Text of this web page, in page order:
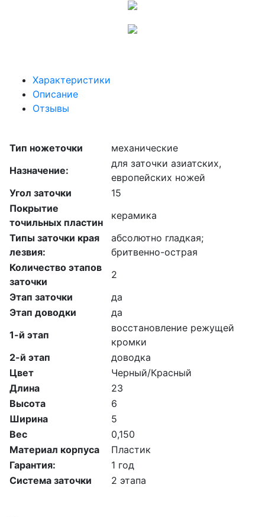
Характеристики
Описание
Отзывы
Тип ножеточки
механические
Назначение:
для заточки азиатских,
европейских ножей
Угол заточки
15
Покрытие
точильных пластин
керамика
Типы заточки края
лезвия:
абсолютно гладкая;
бритвенно-острая
Количество этапов
заточки
2
Этап заточки
да
Этап доводки
да
1-й этап
восстановление режущей
кромки
2-й этап
доводка
Цвет
Черный/Красный
Длина
23
Высота
6
Ширина
5
Вес
0,150
Материал корпуса
Пластик
Гарантия:
1 год
Система заточки
2 этапа